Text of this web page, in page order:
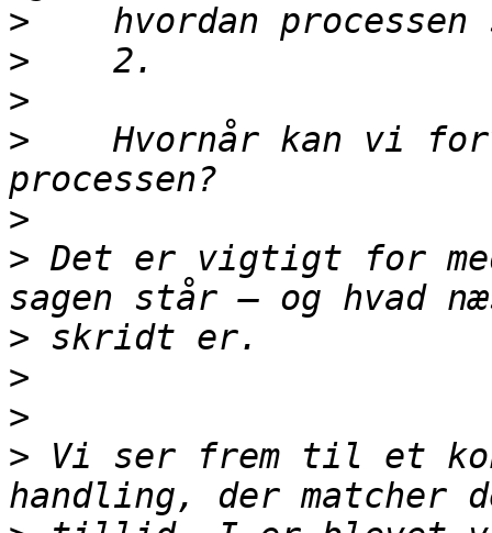
>
>
>
>
Hvornår kan vi
>
> Det er vigtigt for
>
>
>
> Vi ser frem til et